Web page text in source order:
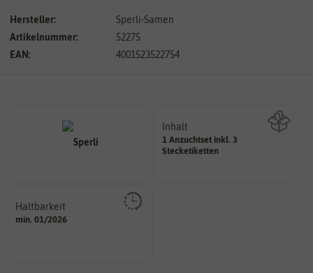
Hersteller:
Sperli-Samen
Artikelnummer:
52275
EAN:
4001523522754
Inhalt
1 Anzuchtset inkl. 3
Stecketiketten
Wie viel ist enthalten
Haltbarkeit
min. 01/2026
und Pflanzgut sehr gut keimen
sollte.